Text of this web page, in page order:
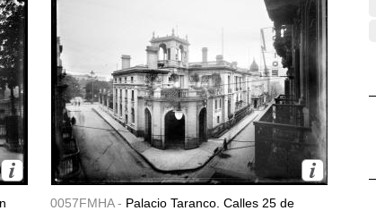
0057FMHA - Palacio Taranco. Calles 25 de